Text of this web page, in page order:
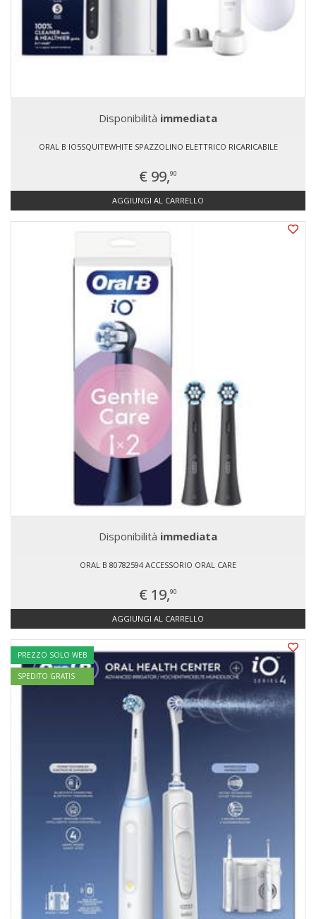
Disponibilità immediata
ORAL B IO5SQUITEWHITE SPAZZOLINO ELETTRICO RICARICABILE
€ 99,90
AGGIUNGI AL CARRELLO
Disponibilità immediata
ORAL B 80782594 ACCESSORIO ORAL CARE
€ 19,90
AGGIUNGI AL CARRELLO
PREZZO SOLO WEB
SPEDITO GRATIS